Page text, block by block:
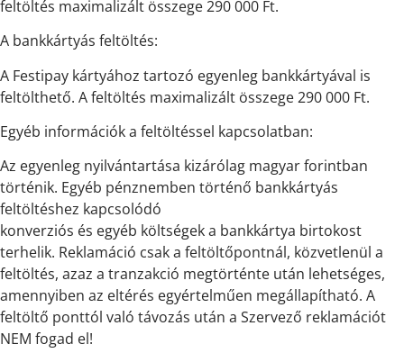
feltöltés maximalizált összege290 000 Ft.
A bankkártyás feltöltés:
A Festipay kártyához tartozó egyenleg bankkártyával is
feltölthető. A feltöltés maximalizált összege 290 000 Ft.
Egyéb információk a feltöltéssel kapcsolatban:
Az egyenleg nyilvántartása kizárólag magyar forintban
történik. Egyéb pénznemben történő bankkártyás
feltöltéshez kapcsolódó
konverziós és egyéb költségek a bankkártya birtokost
terhelik. Reklamáció csak a feltöltőpontnál, közvetlenül a
feltöltés, azaz a tranzakció megtörténte után lehetséges,
amennyiben az eltérés egyértelműen megállapítható. A
feltöltő ponttól való távozás után a Szervező reklamációt
NEM fogad el!